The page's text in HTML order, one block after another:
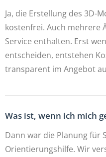
Ja, die Erstellung des 3D-
kostenfrei. Auch mehrere
Service enthalten. Erst
entscheiden, entstehen
transparent im Angebot
Was ist, wenn ich mich
Dann war die Planung für
Orientierungshilfe. Wir